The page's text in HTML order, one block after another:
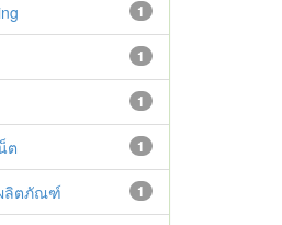
1
1
1
1
ต
1
ลิตภัณฑ์